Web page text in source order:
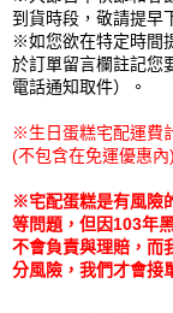
到貨時段，敬請提早
※如您欲在特定時間
於訂單留言欄註記您
電話通知取件）。
※生日蛋糕宅配運費
(不包含在免運優惠內)
※宅配蛋糕是有風險
等問題，但因103年
不會負責與理賠，而
分風險，我們才會接